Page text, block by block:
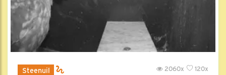
Steenuil 120x
2060x